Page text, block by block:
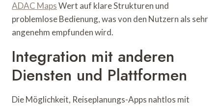
ADAC MapsWert auf klare Strukturen und
problemlose Bedienung, was von den Nutzern als sehr
angenehm empfunden wird.
Integration mit anderen
Diensten und Plattformen
Die Möglichkeit, Reiseplanungs-Apps nahtlos mit